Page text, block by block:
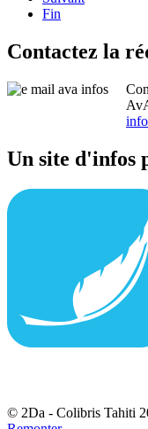
Fin
Contactez la
Un site d'infos
© 2Da - Colibris Tahiti